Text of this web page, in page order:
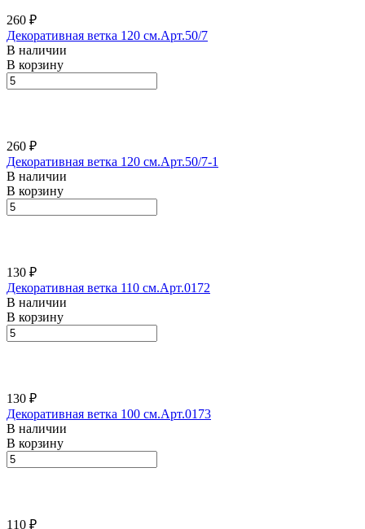
260 ₽
Декоративная ветка 120 см.Арт.50/7
В наличии
В корзину
260 ₽
Декоративная ветка 120 см.Арт.50/7-1
В наличии
В корзину
130 ₽
Декоративная ветка 110 см.Арт.0172
В наличии
В корзину
130 ₽
Декоративная ветка 100 см.Арт.0173
В наличии
В корзину
110 ₽